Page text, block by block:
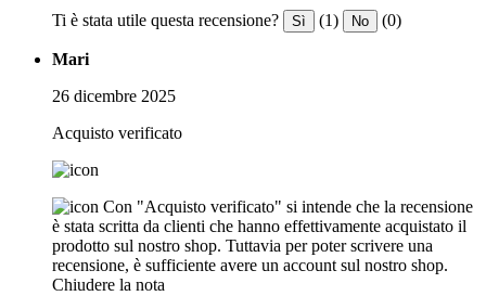
Ti è stata utile questa recensione? Sì (1) No (0)
Mari
26 dicembre 2025
Acquisto verificato
Con "Acquisto verificato" si intende che la recensione
è stata scritta da clienti che hanno effettivamente acquistato il
prodotto sul nostro shop. Tuttavia per poter scrivere una
recensione, è sufficiente avere un account sul nostro shop.
Chiudere la nota